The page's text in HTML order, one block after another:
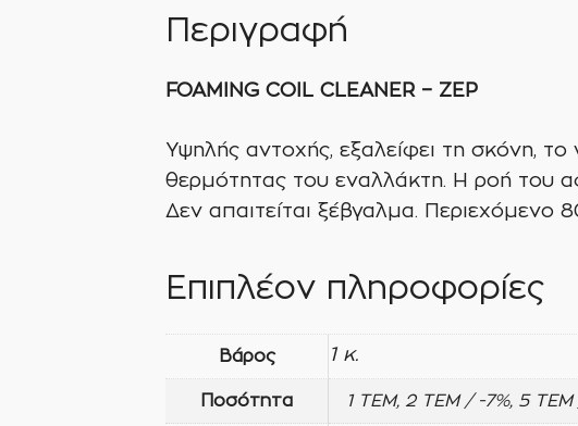
Περιγραφή
FOAMING COIL CLEANER– ZEP
Υψηλής αντοχής, εξαλείφει τη σκόνη,
θερμότητας του εναλλάκτη. Η ροή του
Δεν απαιτείται ξέβγαλμα. Περιεχόμενο
Επιπλέον πληροφορίες
Βάρος 1 κ.
Ποσότητα 1 ΤΕΜ, 2 ΤΕΜ / -7%, 5 ΤΕΜ